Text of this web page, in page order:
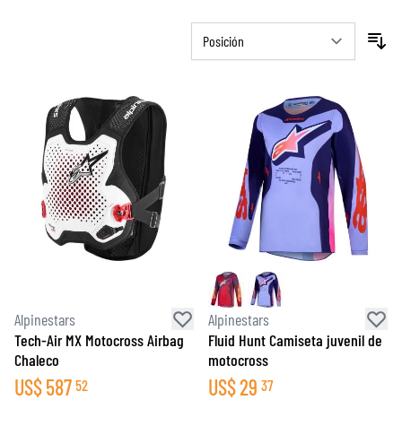
Alpinestars
Tech-Air MX Motocross Airbag
Chaleco
US$587 52
Alpinestars
Fluid Hunt Camiseta juvenil de
motocross
US$29 37